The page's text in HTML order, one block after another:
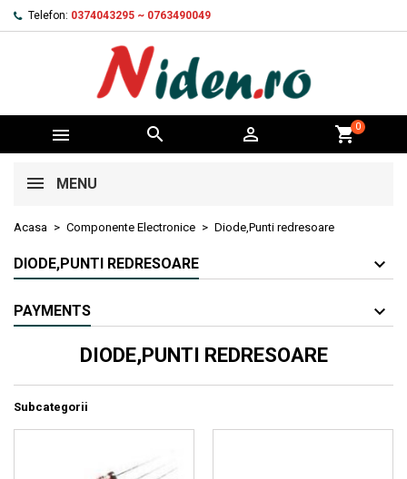
Telefon: 0374043295 ~ 0763490049
   shopping_cart0
MENU
Acasa Componente Electronice Diode,Punti redresoare
DIODE,PUNTI REDRESOARE
PAYMENTS
DIODE,PUNTI REDRESOARE
Subcategorii